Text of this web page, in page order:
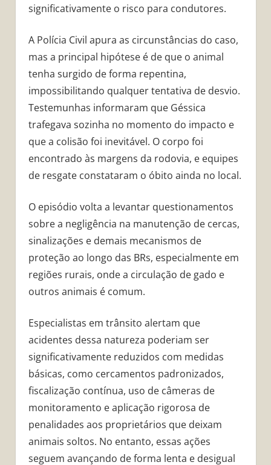
significativamente o risco para condutores.
A Polícia Civil apura as circunstâncias do caso,
mas a principal hipótese é de que o animal
tenha surgido de forma repentina,
impossibilitando qualquer tentativa de desvio.
Testemunhas informaram que Géssica
trafegava sozinha no momento do impacto e
que a colisão foi inevitável. O corpo foi
encontrado às margens da rodovia, e equipes
de resgate constataram o óbito ainda no local.
O episódio volta a levantar questionamentos
sobre a negligência na manutenção de cercas,
sinalizações e demais mecanismos de
proteção ao longo das BRs, especialmente em
regiões rurais, onde a circulação de gado e
outros animais é comum.
Especialistas em trânsito alertam que
acidentes dessa natureza poderiam ser
significativamente reduzidos com medidas
básicas, como cercamentos padronizados,
fiscalização contínua, uso de câmeras de
monitoramento e aplicação rigorosa de
penalidades aos proprietários que deixam
animais soltos. No entanto, essas ações
seguem avançando de forma lenta e desigual